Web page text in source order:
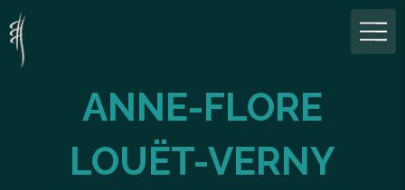
ANNE-FLORE
LOUËT-VERNY